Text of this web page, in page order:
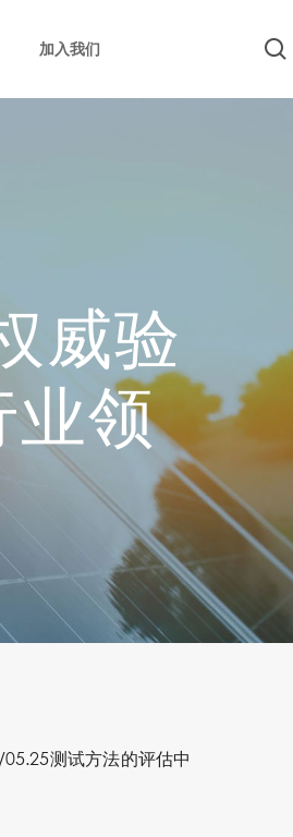
加入我们
威验
业领
测试方法的评估中